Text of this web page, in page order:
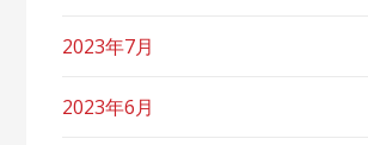
2023年7月
2023年6月